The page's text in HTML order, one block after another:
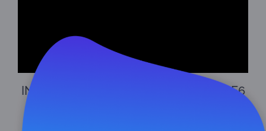
INFÓRMATE CON SÚPER ACREDITA – E6